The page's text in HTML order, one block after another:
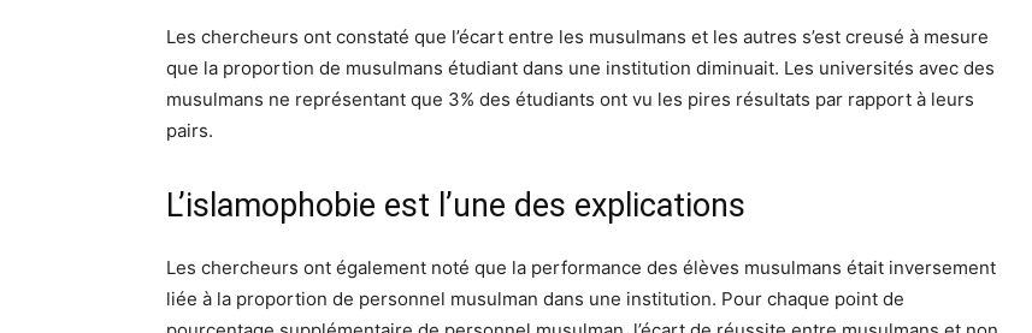
Les chercheurs ont constaté que l’écart entre les musulmans et les autres s’est creusé à mesure
que la proportion de musulmans étudiant dans une institution diminuait. Les universités avec des
musulmans ne représentant que 3% des étudiants ont vu les pires résultats par rapport à leurs
pairs.
L’islamophobie est l’une des explications
Les chercheurs ont également noté que la performance des élèves musulmans était inversement
liée à la proportion de personnel musulman dans une institution. Pour chaque point de